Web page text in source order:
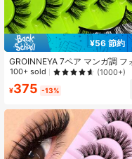
¥56 節約
GROINNEYA 7ペア マンガ調 フ
ク ミンク まつげ キャットアイ
ック フワフワ ウィスピー まつ
(GA01)
100+ sold (1000+)
¥375 -13%